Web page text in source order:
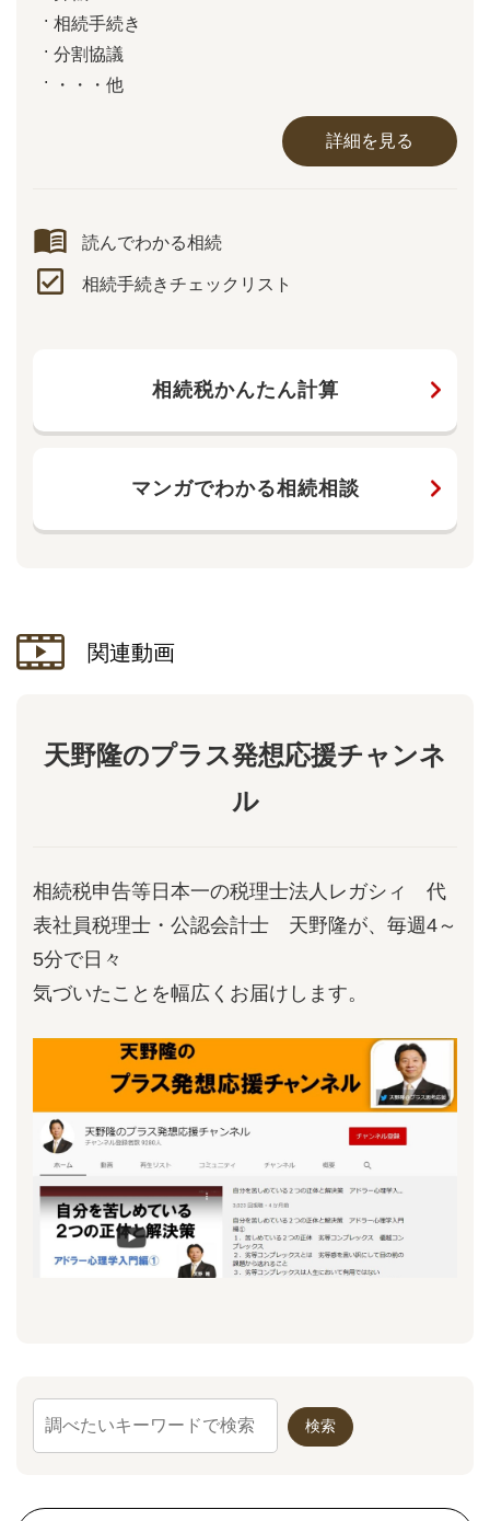
相続手続き
分割協議
・・・他
詳細を見る
読んでわかる相続
相続手続きチェックリスト
相続税かんたん計算
マンガでわかる相続相談
関連動画
天野隆のプラス発想応援チャンネ
ル
相続税申告等日本一の税理士法人レガシィ 代
表社員税理士・公認会計士 天野隆が、毎週4～
5分で日々
気づいたことを幅広くお届けします。